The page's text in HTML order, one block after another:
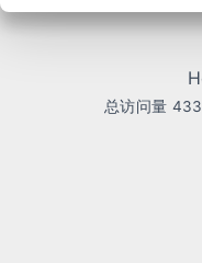
总访问量